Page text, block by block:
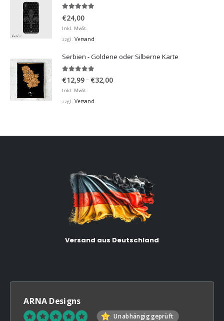
€24,00
Inkl. MwSt.
zzgl. Versand
Serbien - Goldene oder Silberne Karte
5.00von 5
€12,99– €32,00Preisspanne:
Inkl. MwSt.
zzgl. Versand
Versand aus Deutschland
ARNA Designs
Unabhängig geprüft